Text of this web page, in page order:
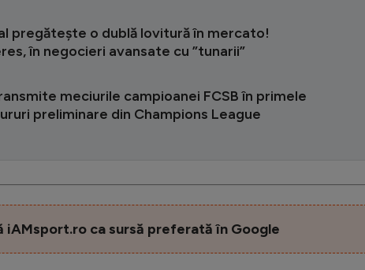
pregătește o dublă lovitură în mercato!
în negocieri avansate cu ”tunarii”
meciurile campioanei FCSB în primele
preliminare din Champions League
iAMsport.ro ca sursă preferată în Google